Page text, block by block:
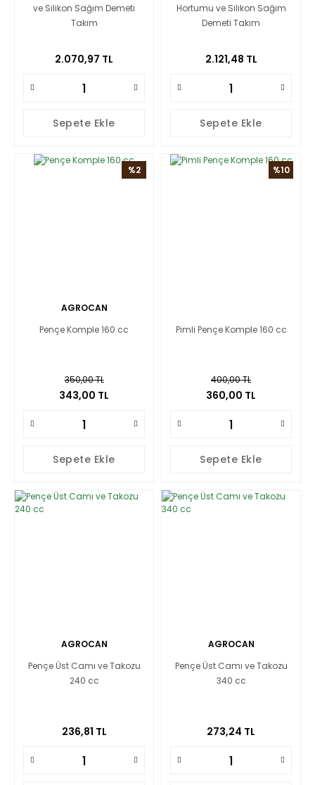
ve Silikon Sağım Demeti
Takım
2.070,97 TL
Sepete Ekle
Hortumu ve Silikon Sağım
Demeti Takım
2.121,48 TL
Sepete Ekle
%2
AGROCAN
Pençe Komple 160 cc
350,00 TL
343,00 TL
Sepete Ekle
%10
Pimli Pençe Komple 160 cc
400,00 TL
360,00 TL
Sepete Ekle
AGROCAN
Pençe Üst Camı ve Takozu
240 cc
236,81 TL
AGROCAN
Pençe Üst Camı ve Takozu
340 cc
273,24 TL